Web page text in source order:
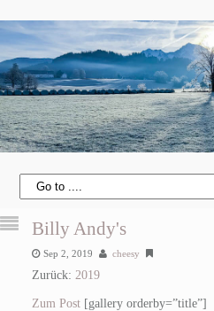
Billy Andy's
Sep 2, 2019 cheesy
Zurück: 2019
Zum Post[gallery orderby=”title”]